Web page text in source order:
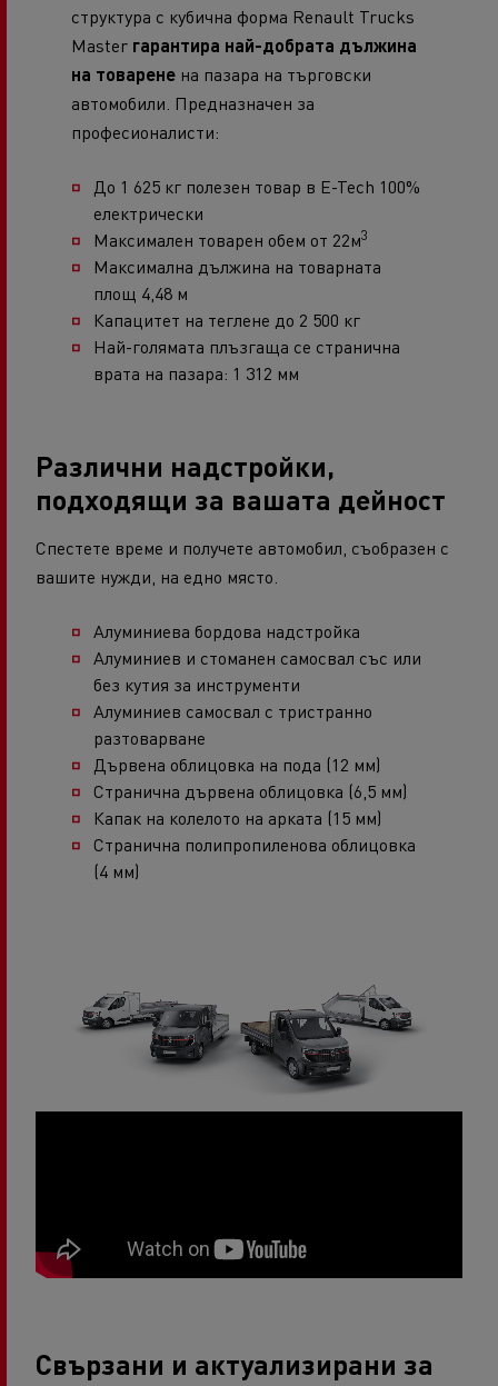
структура с кубична форма Renault Trucks
Master гарантира най-добрата дължина
на товарене на пазара на търговски
автомобили. Предназначен за
професионалисти:
До 1 625 кг полезен товар в E-Tech 100%
електрически
Максимален товарен обем от 22м3
Максимална дължина на товарната
площ 4,48 м
Капацитет на теглене до 2 500 кг
Най-голямата плъзгаща се странична
врата на пазара: 1 312 мм
Различни надстройки,
подходящи за вашата дейност
Спестете време и получете автомобил, съобразен с
вашите нужди, на едно място.
Алуминиева бордова надстройка
Алуминиев и стоманен самосвал със или
без кутия за инструменти
Алуминиев самосвал с тристранно
разтоварване
Дървена облицовка на пода (12 мм)
Странична дървена облицовка (6,5 мм)
Капак на колелото на арката (15 мм)
Странична полипропиленова облицовка
(4 мм)
Свързани и актуализирани за